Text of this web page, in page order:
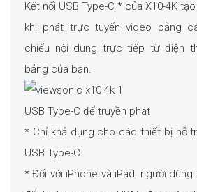
Kết nối USB Type-C * của X10-4K
khi phát trực tuyến video bằng
chiếu nội dung trực tiếp từ điện
bảng của bạn.
USB Type-C để truyền phát
* Chỉ khả dụng cho các thiết bị hỗ
USB Type-C
* Đối với iPhone và iPad, người